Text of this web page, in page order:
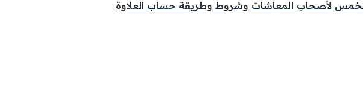
لأصحاب المعاشات وشروط وطريقة حساب العلاوة